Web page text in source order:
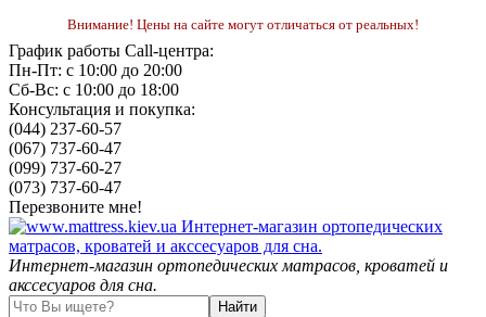
Внимание! Цены на сайте могут отличаться от реальных!
График работы Call-центра:
Пн-Пт: с 10:00 до 20:00
Сб-Вс: с 10:00 до 18:00
Консультация и покупка:
(044) 237-60-57
(067) 737-60-47
(099) 737-60-27
(073) 737-60-47
Перезвоните мне!
Интернет-магазин ортопедических матрасов, кроватей и
акссесуаров для сна.